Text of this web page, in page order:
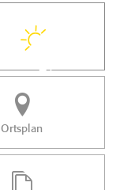
Ortsplan